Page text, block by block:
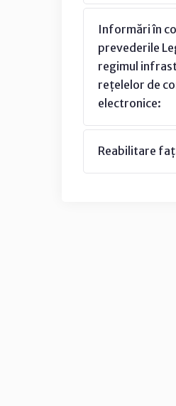
Informări în
prevederile
regimul
rețelelor de
electronice:
Reabilitare